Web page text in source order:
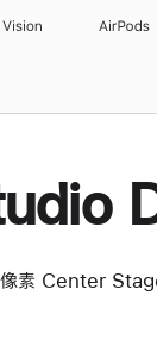
Vision AirPods
Center Stage